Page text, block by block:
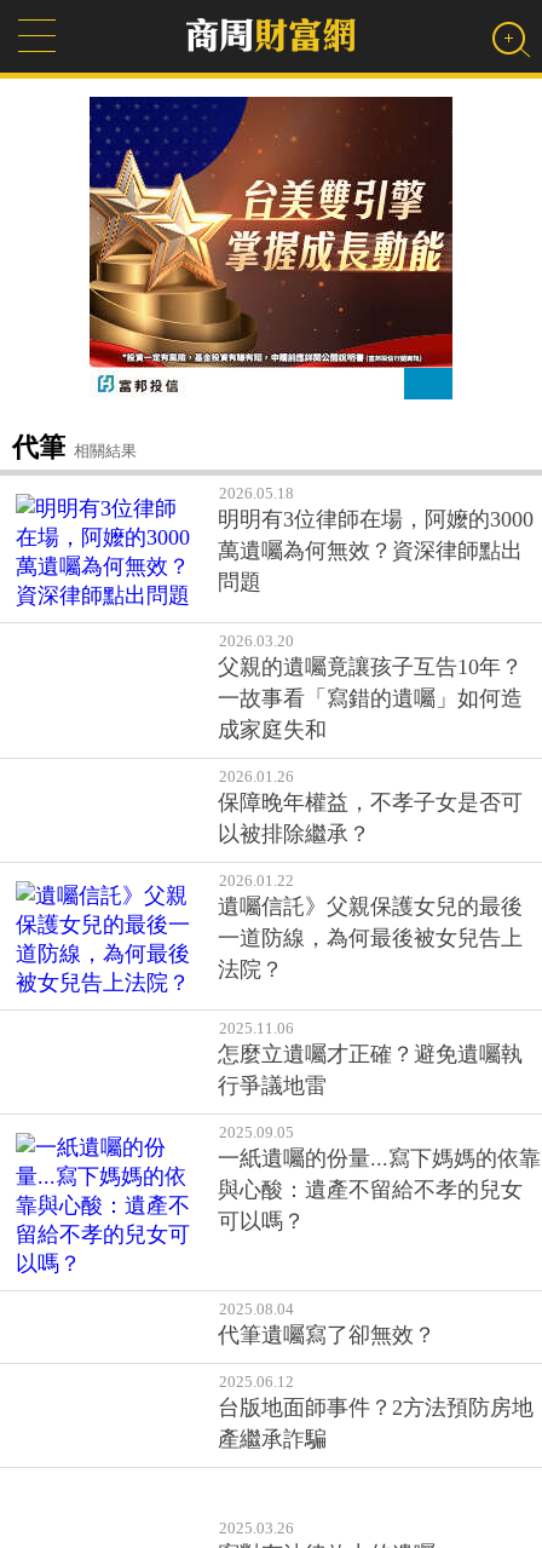
代筆 相關結果
2026.05.18
明明有3位律師在場，阿嬤的3000
萬遺囑為何無效？資深律師點出
問題
2026.03.20
父親的遺囑竟讓孩子互告10年？
一故事看「寫錯的遺囑」如何造
成家庭失和
2026.01.26
保障晚年權益，不孝子女是否可
以被排除繼承？
2026.01.22
遺囑信託》父親保護女兒的最後
一道防線，為何最後被女兒告上
法院？
怎麼立遺囑才正確？避免遺囑執
行爭議地雷
一紙遺囑的份量...寫下媽媽的依靠
與心酸：遺產不留給不孝的兒女
可以嗎？
2025.06.12
台版地面師事件？2方法預防房地
產繼承詐騙
2025.03.26
2025.01.31